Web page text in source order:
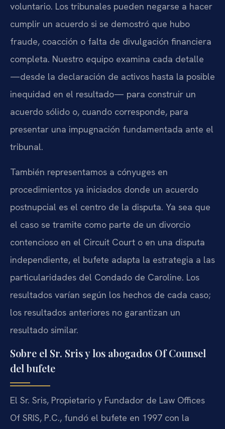
voluntario. Los tribunales pueden negarse a hacer
cumplir un acuerdo si se demostró que hubo
fraude, coacción o falta de divulgación financiera
completa. Nuestro equipo examina cada detalle
—desde la declaración de activos hasta la posible
inequidad en el resultado— para construir un
acuerdo sólido o, cuando corresponde, para
presentar una impugnación fundamentada ante el
tribunal.
También representamos a cónyuges en
procedimientos ya iniciados donde un acuerdo
postnupcial es el centro de la disputa. Ya sea que
el caso se tramite como parte de un divorcio
contencioso en el Circuit Court o en una disputa
independiente, el bufete adapta la estrategia a las
particularidades del Condado de Caroline. Los
resultados varían según los hechos de cada caso;
los resultados anteriores no garantizan un
resultado similar.
Sobre el Sr. Sris y los abogados Of Counsel
del bufete
El Sr. Sris, Propietario y Fundador de Law Offices
Of SRIS, P.C., fundó el bufete en 1997 con la